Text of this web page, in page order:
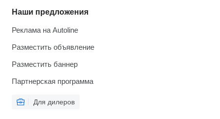
Наши предложения
Реклама на Autoline
Разместить объявление
Разместить баннер
Партнерская программа
Для дилеров